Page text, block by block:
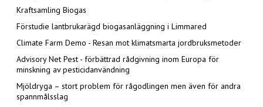
Kraftsamling Biogas
Förstudie lantbrukarägd biogasanläggning i Limmared
Climate Farm Demo - Resan mot klimatsmarta jordbruksmetoder
Advisory Net Pest - förbättrad rådgivning inom Europa för
minskning av pesticidanvändning
Mjöldryga – stort problem för rågodlingen men även för andra
spannmålsslag